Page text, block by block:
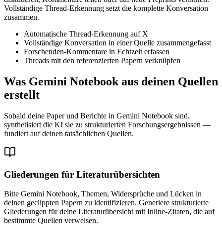
Vollständige Thread-Erkennung setzt die komplette Konversation
zusammen.
Automatische Thread-Erkennung auf X
Vollständige Konversation in einer Quelle zusammengefasst
Forschenden-Kommentare in Echtzeit erfassen
Threads mit den referenzierten Papern verknüpfen
Was Gemini Notebook aus deinen Quellen
erstellt
Sobald deine Paper und Berichte in Gemini Notebook sind,
synthetisiert die KI sie zu strukturierten Forschungsergebnissen —
fundiert auf deinen tatsächlichen Quellen.
Gliederungen für Literaturübersichten
Bitte Gemini Notebook, Themen, Widersprüche und Lücken in
deinen geclippten Papern zu identifizieren. Generiere strukturierte
Gliederungen für deine Literaturübersicht mit Inline-Zitaten, die auf
bestimmte Quellen verweisen.